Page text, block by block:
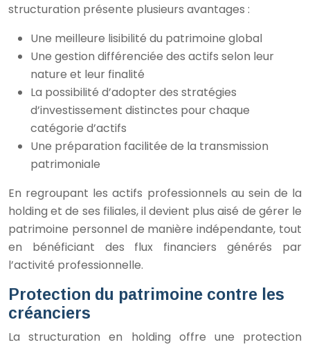
structuration présente plusieurs avantages :
Une meilleure lisibilité du patrimoine global
Une gestion différenciée des actifs selon leur
nature et leur finalité
La possibilité d’adopter des stratégies
d’investissement distinctes pour chaque
catégorie d’actifs
Une préparation facilitée de la transmission
patrimoniale
En regroupant les actifs professionnels au sein de la
holding et de ses filiales, il devient plus aisé de gérer le
patrimoine personnel de manière indépendante, tout
en bénéficiant des flux financiers générés par
l’activité professionnelle.
Protection du patrimoine contre les
créanciers
La structuration en holding offre une protection